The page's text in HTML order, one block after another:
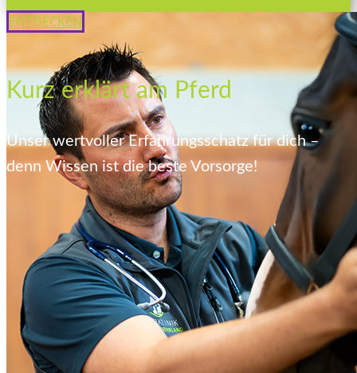
ENTDECKEN
Kurz erklärt am Pferd
Unser wertvoller Erfahrungsschatz für dich –
denn Wissen ist die beste Vorsorge!